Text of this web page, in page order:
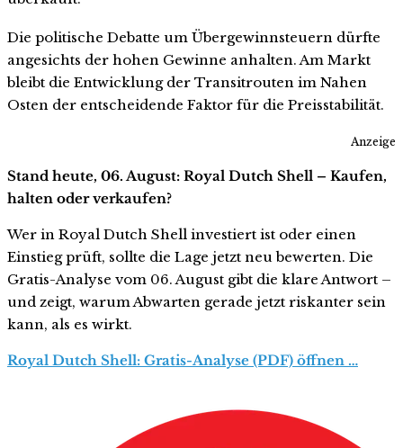
Die politische Debatte um Übergewinnsteuern dürfte
angesichts der hohen Gewinne anhalten. Am Markt
bleibt die Entwicklung der Transitrouten im Nahen
Osten der entscheidende Faktor für die Preisstabilität.
Anzeige
Stand heute, 06. August: Royal Dutch Shell – Kaufen,
halten oder verkaufen?
Wer in Royal Dutch Shell investiert ist oder einen
Einstieg prüft, sollte die Lage jetzt neu bewerten. Die
Gratis-Analyse vom 06. August gibt die klare Antwort –
und zeigt, warum Abwarten gerade jetzt riskanter sein
kann, als es wirkt.
Royal Dutch Shell: Gratis-Analyse (PDF) öffnen …